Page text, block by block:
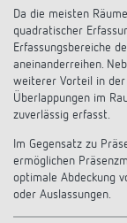
Da die meisten
quadratischer
Erfassungsbereiche
aneinander­reihen.
weiterer Vorteil in der
Überlappungen im
zuverlässig erfasst.
Im Gegensatz zu
ermöglichen
op­timale Abdeckung
oder Auslassungen.